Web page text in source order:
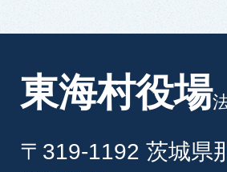
東海村役場
〒319-1192 茨城県